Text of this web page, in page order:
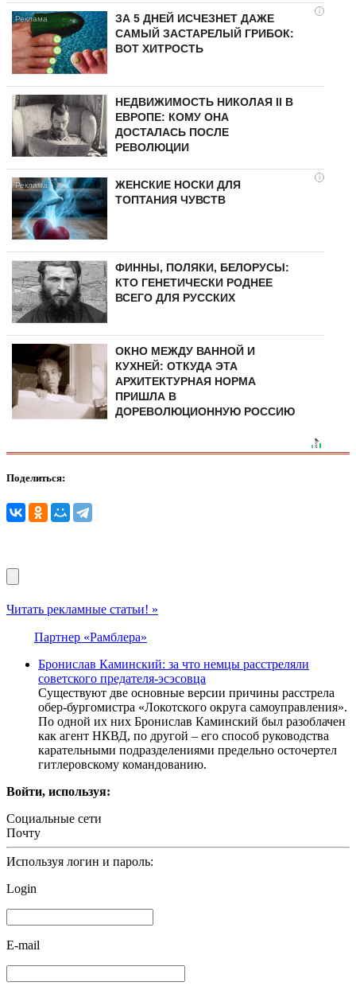
i
ЗА 5 ДНЕЙ ИСЧЕЗНЕТ ДАЖЕ
САМЫЙ ЗАСТАРЕЛЫЙ ГРИБОК:
ВОТ ХИТРОСТЬ
НЕДВИЖИМОСТЬ НИКОЛАЯ II В
ЕВРОПЕ: КОМУ ОНА
ДОСТАЛАСЬ ПОСЛЕ
РЕВОЛЮЦИИ
i
ЖЕНСКИЕ НОСКИ ДЛЯ
ТОПТАНИЯ ЧУВСТВ
ФИННЫ, ПОЛЯКИ, БЕЛОРУСЫ:
КТО ГЕНЕТИЧЕСКИ РОДНЕЕ
ВСЕГО ДЛЯ РУССКИХ
ОКНО МЕЖДУ ВАННОЙ И
КУХНЕЙ: ОТКУДА ЭТА
АРХИТЕКТУРНАЯ НОРМА
ПРИШЛА В
ДОРЕВОЛЮЦИОННУЮ РОССИЮ
Поделиться:
Читать рекламные статьи! »
Партнер «Рамблера»
Бронислав Каминский: за что немцы расстреляли
советского предателя-эсэсовца
Существуют две основные версии причины расстрела
обер-бургомистра «Локотского округа самоуправления».
По одной их них Бронислав Каминский был разоблачен
как агент НКВД, по другой – его способ руководства
карательными подразделениями предельно осточертел
гитлеровскому командованию.
Войти, используя:
Социальные сети
Почту
Используя логин и пароль:
Login
E-mail